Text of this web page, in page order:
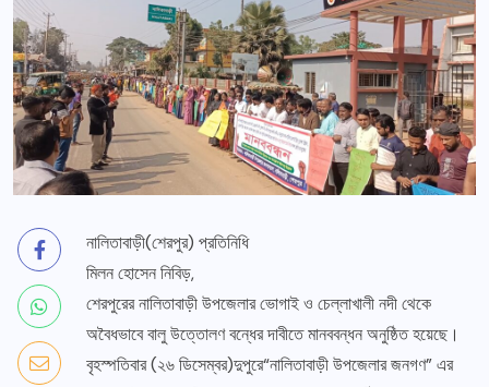
নালিতাবাড়ী(শেরপুর) প্রতিনিধি
মিলন হোসেন নিবিড়,
শেরপুরের নালিতাবাড়ী উপজেলার ভোগাই ও চেল্লাখালী নদী থেকে
অবৈধভাবে বালু উত্তোলণ বন্ধের দাবীতে মানববন্ধন অনুষ্ঠিত হয়েছে।
বৃহস্পতিবার (২৬ ডিসেম্বর)দুপুরে“নালিতাবাড়ী উপজেলার জনগণ” এর